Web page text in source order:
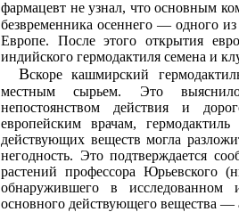
фармацевт не узнал, что основным
безвременника осеннего — одного
Европе. После этого открытия
индийского гермодактиля семена и
Вскоре кашмирский гермодактиль в европейской медицине совсем был вытеснен
местным сырьем. Это
непостоянством действия и
европейским врачам,
действующих веществ могла
негодность. Это подтверждается
растений профессора Юрьевского
обнаружившего в исследованном
основного действующего вещества —